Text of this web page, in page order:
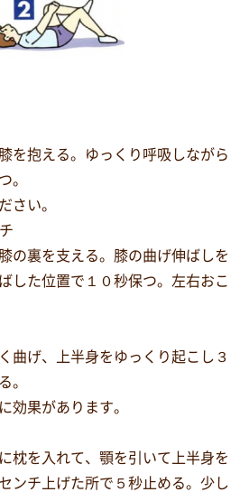
を抱える。ゆっくり呼吸しながら
。
さい。
の裏を支える。膝の曲げ伸ばしを
した位置で１０秒保つ。左右おこ
曲げ、上半身をゆっくり起こし３
。
効果があります。
枕を入れて、顎を引いて上半身を
ンチ上げた所で５秒止める。少し